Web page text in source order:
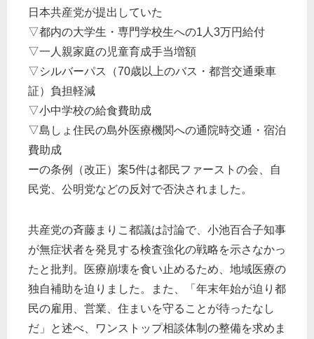
日本共産党が提出していた
▽都内の大学生・専門学校生への1人3万円給付
▽一人親家庭の児童育成手当増額
▽シルバーパス（70歳以上のバス・都営交通乗車
証）負担軽減
▽小中学校の給食費助成
▽島しょ住民の島外医療機関への通院時交通・宿泊
費助成
ーの条例（改正）案5件は都民ファーストの会、自
民党、公明党などの反対で否決されました。
共産党の斉藤まりこ都議は討論で、小池百合子知事
が無症状者を発見する検査強化の戦略を示さなかっ
たと批判。医療崩壊を食い止めるため、地域医療の
独自補助を迫りました。また、「年末年始が迫り都
民の雇用、営業、住まいを守ることが待ったなし
だ」と述べ、ワンストップ相談体制の整備を求めま